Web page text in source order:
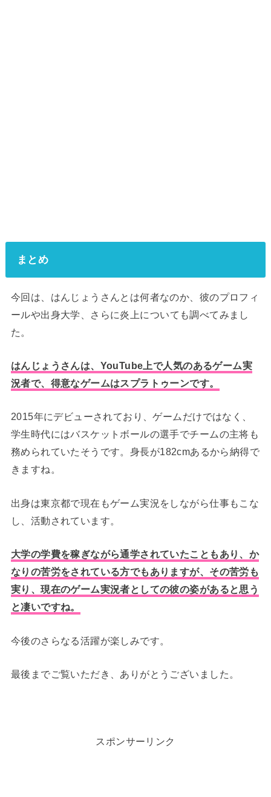
まとめ
今回は、はんじょうさんとは何者なのか、彼のプロフィ
ールや出身大学、さらに炎上についても調べてみまし
た。
はんじょうさんは、YouTube上で人気のあるゲーム実
況者で、得意なゲームはスプラトゥーンです。
2015年にデビューされており、ゲームだけではなく、
学生時代にはバスケットボールの選手でチームの主将も
務められていたそうです。 身長が182cmあるから納得で
きますね。
出身は東京都で現在もゲーム実況をしながら仕事もこな
し、活動されています。
大学の学費を稼ぎながら通学されていたこともあり、か
なりの苦労をされている方でもありますが、その苦労も
実り、現在のゲーム実況者としての彼の姿があると思う
と凄いですね。
今後のさらなる活躍が楽しみです。
最後までご覧いただき、ありがとうございました。
スポンサーリンク